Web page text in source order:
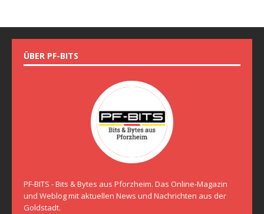
ÜBER PF-BITS
PF-BITS - Bits & Bytes aus Pforzheim. Das Online-Magazin
und Weblog mit aktuellen News und Nachrichten aus der
Goldstadt.